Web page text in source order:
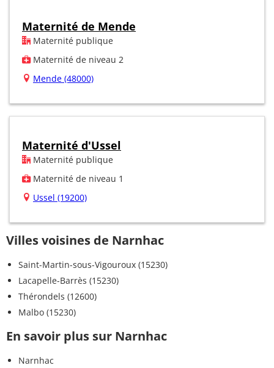
Maternité de Mende
Maternité publique
Maternité de niveau 2
Mende (48000)
Maternité d'Ussel
Maternité publique
Maternité de niveau 1
Ussel (19200)
Villes voisines de Narnhac
Saint-Martin-sous-Vigouroux (15230)
Lacapelle-Barrès (15230)
Thérondels (12600)
Malbo (15230)
En savoir plus sur Narnhac
Narnhac